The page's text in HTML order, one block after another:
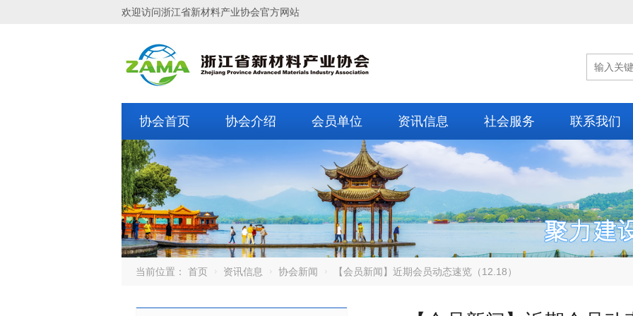
欢迎访问浙江省新材料产业协会官方网站
协会首页 协会介绍 会员单位 资讯信息 社会服务 联系我们
当前位置： 首页 资讯信息 协会新闻 【会员新闻】近期会员动态速览（12.18）